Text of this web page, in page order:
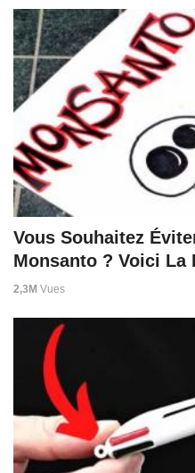
Vous Souhaitez
Monsanto ? Voici La
2,3M Vues